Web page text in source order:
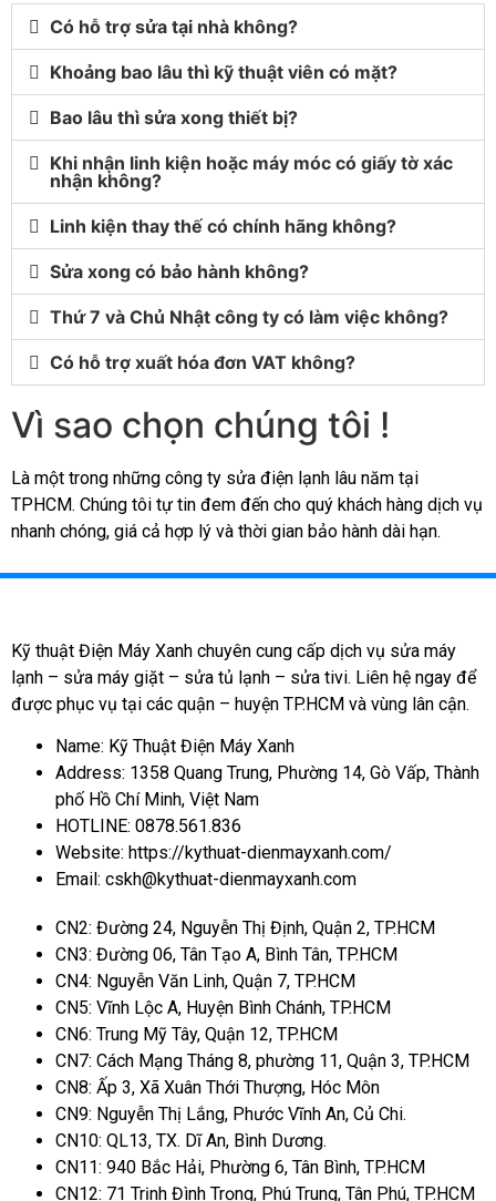
Có hỗ trợ sửa tại nhà không?
Khoảng bao lâu thì kỹ thuật viên có mặt?
Bao lâu thì sửa xong thiết bị?
Khi nhận linh kiện hoặc máy móc có giấy tờ xác
nhận không?
Linh kiện thay thế có chính hãng không?
Sửa xong có bảo hành không?
Thứ 7 và Chủ Nhật công ty có làm việc không?
Có hỗ trợ xuất hóa đơn VAT không?
Vì sao chọn chúng tôi !
Là một trong những công ty sửa điện lạnh lâu năm tại
TPHCM. Chúng tôi tự tin đem đến cho quý khách hàng dịch vụ
nhanh chóng, giá cả hợp lý và thời gian bảo hành dài hạn.
Kỹ thuật Điện Máy Xanh chuyên cung cấp dịch vụ sửa máy
lạnh – sửa máy giặt – sửa tủ lạnh – sửa tivi. Liên hệ ngay để
được phục vụ tại các quận – huyện TP.HCM và vùng lân cận.
Name: Kỹ Thuật Điện Máy Xanh
Address: 1358 Quang Trung, Phường 14, Gò Vấp, Thành
phố Hồ Chí Minh, Việt Nam
HOTLINE: 0878.561.836
Website: https://kythuat-dienmayxanh.com/
Email: cskh@kythuat-dienmayxanh.com
CN2: Đường 24, Nguyễn Thị Định, Quận 2, TP.HCM
CN3: Đường 06, Tân Tạo A, Bình Tân, TP.HCM
CN4: Nguyễn Văn Linh, Quận 7, TP.HCM
CN5: Vĩnh Lộc A, Huyện Bình Chánh, TP.HCM
CN6: Trung Mỹ Tây, Quận 12, TP.HCM
CN7: Cách Mạng Tháng 8, phường 11, Quận 3, TP.HCM
CN8: Ấp 3, Xã Xuân Thới Thượng, Hóc Môn
CN9: Nguyễn Thị Lắng, Phước Vĩnh An, Củ Chi.
CN10: QL13, TX. Dĩ An, Bình Dương.
CN11: 940 Bắc Hải, Phường 6, Tân Bình, TP.HCM
CN12: 71 Trịnh Đình Trọng, Phú Trung, Tân Phú, TP.HCM